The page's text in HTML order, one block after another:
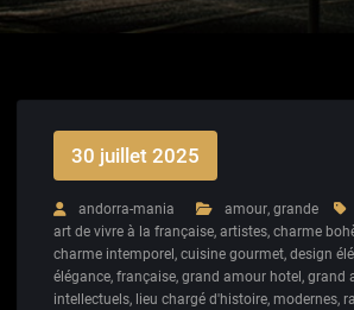
30 juillet 2025
andorra-mania amour, grande
art de vivre à la française, artistes, charme
charme intemporel , cuisine gourmet, design
élégance, française, grand amour hotel , grand
intellectuels, lieu chargé d'histoire, modernes,